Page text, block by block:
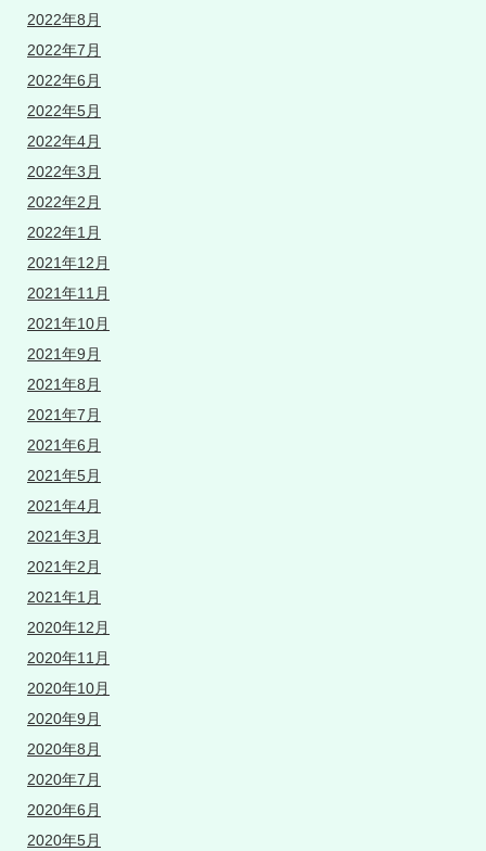
2022年8月
2022年7月
2022年6月
2022年5月
2022年4月
2022年3月
2022年2月
2022年1月
2021年12月
2021年11月
2021年10月
2021年9月
2021年8月
2021年7月
2021年6月
2021年5月
2021年4月
2021年3月
2021年2月
2021年1月
2020年12月
2020年11月
2020年10月
2020年9月
2020年8月
2020年7月
2020年6月
2020年5月